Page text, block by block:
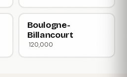
Boulogne-
Billancourt
120,000